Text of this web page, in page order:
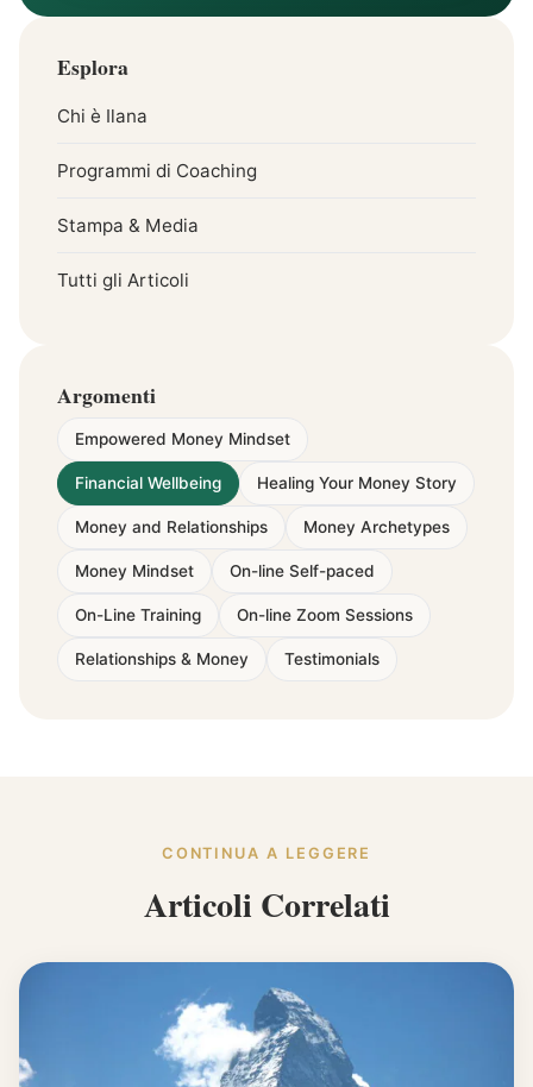
Esplora
Chi è Ilana
Programmi di Coaching
Stampa & Media
Tutti gli Articoli
Argomenti
Empowered Money Mindset
Financial Wellbeing Healing Your Money Story
Money and Relationships Money Archetypes
Money Mindset On-line Self-paced
On-Line Training On-line Zoom Sessions
Relationships & Money Testimonials
CONTINUA A LEGGERE
Articoli Correlati